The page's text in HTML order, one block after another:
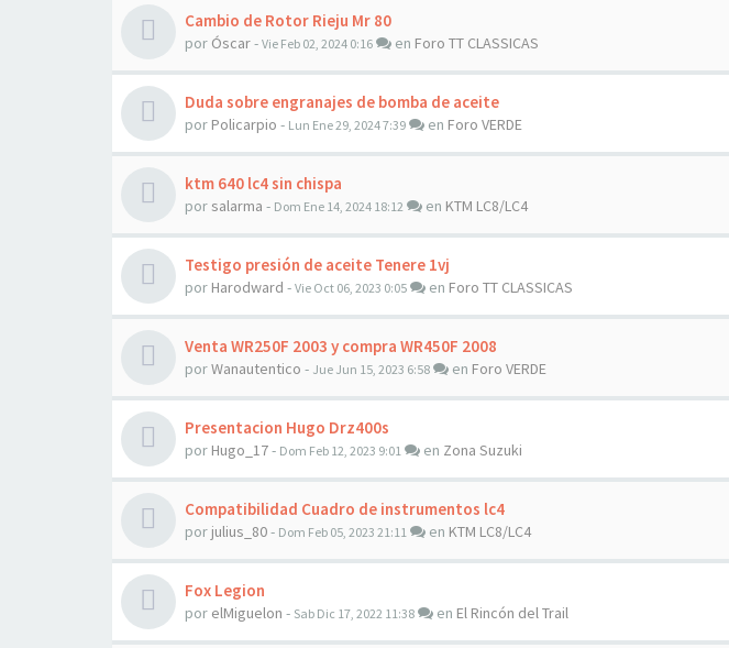
Cambio de Rotor Rieju Mr 80
por Óscar- Vie Feb 02, 2024 0:16 en Foro TT CLASSICAS
Duda sobre engranajes de bomba de aceite
por Policarpio - Lun Ene 29, 2024 7:39 en Foro VERDE
ktm 640 lc4 sin chispa
por salarma - Dom Ene 14, 2024 18:12 en KTM LC8/LC4
Testigo presión de aceite Tenere 1vj
por Harodward - Vie Oct 06, 2023 0:05 en Foro TT CLASSICAS
Venta WR250F 2003 y compra WR450F 2008
porWanautentico - Jue Jun 15, 2023 6:58 en Foro VERDE
Presentacion Hugo Drz400s
por Hugo_17- Dom Feb 12, 2023 9:01 en Zona Suzuki
Compatibilidad Cuadro de instrumentos lc4
por julius_80- Dom Feb 05, 2023 21:11 en KTM LC8/LC4
Fox Legion
por elMiguelon - Sab Dic 17, 2022 11:38 en El Rincón del Trail